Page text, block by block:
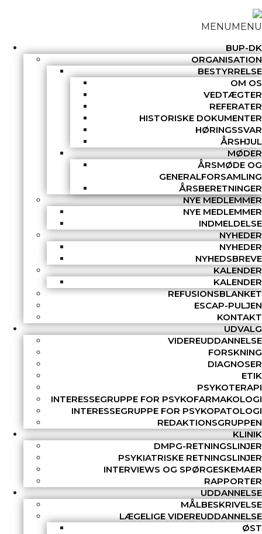
MENUMENU
BUP-DK
ORGANISATION
BESTYRRELSE
OM OS
VEDTÆGTER
REFERATER
HISTORISKE DOKUMENTER
HØRINGSSVAR
ÅRSHJUL
MØDER
ÅRSMØDE OG
GENERALFORSAMLING
ÅRSBERETNINGER
NYE MEDLEMMER
NYE MEDLEMMER
INDMELDELSE
NYHEDER
NYHEDER
NYHEDSBREVE
KALENDER
KALENDER
REFUSIONSBLANKET
ESCAP-PULJEN
KONTAKT
UDVALG
VIDEREUDDANNELSE
FORSKNING
DIAGNOSER
ETIK
PSYKOTERAPI
INTERESSEGRUPPE FOR PSYKOFARMAKOLOGI
INTERESSEGRUPPE FOR PSYKOPATOLOGI
REDAKTIONSGRUPPEN
KLINIK
DMPG-RETNINGSLINJER
PSYKIATRISKE RETNINGSLINJER
INTERVIEWS OG SPØRGESKEMAER
RAPPORTER
UDDANNELSE
MÅLBESKRIVELSE
LÆGELIGE VIDEREUDDANNELSE
ØST